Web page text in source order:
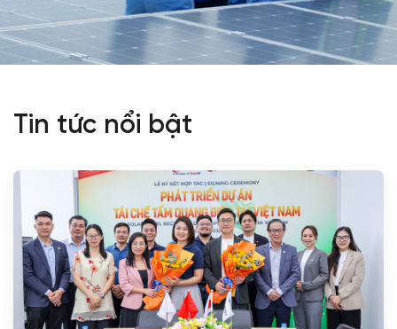
Tin tức nổi bật